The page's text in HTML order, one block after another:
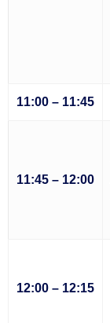
11:00 – 11:45
11:45 – 12:00
12:00 – 12:15